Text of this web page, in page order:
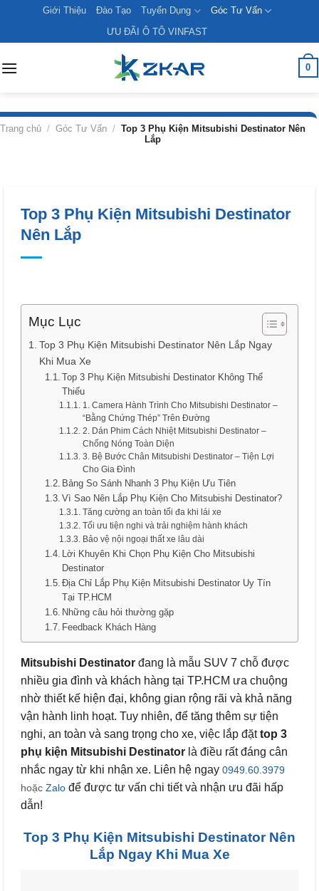
content
Giới Thiệu Đào Tạo Tuyển Dụng
Góc Tư Vấn
ƯU ĐÃI Ô TÔ VINFAST
0
Trang chủ / Góc Tư Vấn / Top 3 Phụ Kiện Mitsubishi Destinator Nên
Lắp
Top 3 Phụ Kiện Mitsubishi Destinator
Nên Lắp
Mục Lục
Top 3 Phụ Kiện Mitsubishi Destinator Nên Lắp Ngay
Khi Mua Xe
Top 3 Phụ Kiện Mitsubishi Destinator Không Thể
Thiếu
1. Camera Hành Trình Cho Mitsubishi Destinator –
“Bằng Chứng Thép” Trên Đường
2. Dán Phim Cách Nhiệt Mitsubishi Destinator –
Chống Nóng Toàn Diện
3. Bệ Bước Chân Mitsubishi Destinator – Tiện Lợi
Cho Gia Đình
Bảng So Sánh Nhanh 3 Phụ Kiện Ưu Tiên
Vì Sao Nên Lắp Phụ Kiện Cho Mitsubishi Destinator?
Tăng cường an toàn tối đa khi lái xe
Tối ưu tiện nghi và trải nghiệm hành khách
Bảo vệ nội ngoại thất xe lâu dài
Lời Khuyên Khi Chọn Phụ Kiện Cho Mitsubishi
Destinator
Địa Chỉ Lắp Phụ Kiện Mitsubishi Destinator Uy Tín
Tại TP.HCM
Những câu hỏi thường gặp
Feedback Khách Hàng
Mitsubishi Destinator đang là mẫu SUV 7 chỗ được
nhiều gia đình và khách hàng tại TP.HCM ưa chuộng
nhờ thiết kế hiện đại, không gian rộng rãi và khả năng
vận hành linh hoạt. Tuy nhiên, để tăng thêm sự tiện
nghi, an toàn và sang trọng cho xe, việc lắp đặttop 3
phụ kiện Mitsubishi Destinator là điều rất đáng cân
nhắc ngay từ khi nhận xe. Liên hệ ngay 0949.60.3979
hoặc Zalo để được tư vấn chi tiết và nhận ưu đãi hấp
dẫn!
Top 3 Phụ Kiện Mitsubishi Destinator Nên
Lắp Ngay Khi Mua Xe